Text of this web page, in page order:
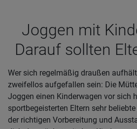
Jog­gen mit
Dar­auf soll­ten
Wer sich regelmäßig draußen
zweifellos aufgefallen sein: Die
Joggen einen Kinderwagen vor sich
sportbegeisterten Eltern sehr
der richtigen Vorbereitung und